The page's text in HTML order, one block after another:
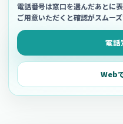
電話番号は窓口を選んだあとに
ご用意いただくと確認がスムーズ
電話
Web